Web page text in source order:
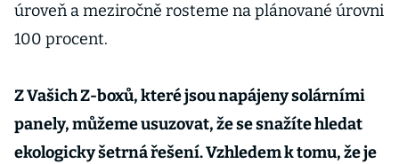
úroveň a meziročně rosteme na plánované úrovni
100 procent.
Z Vašich Z-boxů, které jsou napájeny solárními
panely, můžeme usuzovat, že se snažíte hledat
ekologicky šetrná řešení. Vzhledem k tomu, že je